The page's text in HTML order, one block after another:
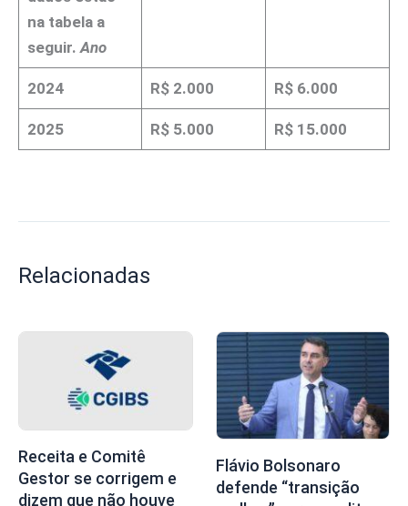
na tabela a
seguir. Ano
2024 R$ 2.000 R$ 6.000
2025 R$ 5.000 R$ 15.000
Relacionadas
Receita e Comitê
Gestor se corrigem e
dizem que não houve
Flávio Bolsonaro
defende “transição